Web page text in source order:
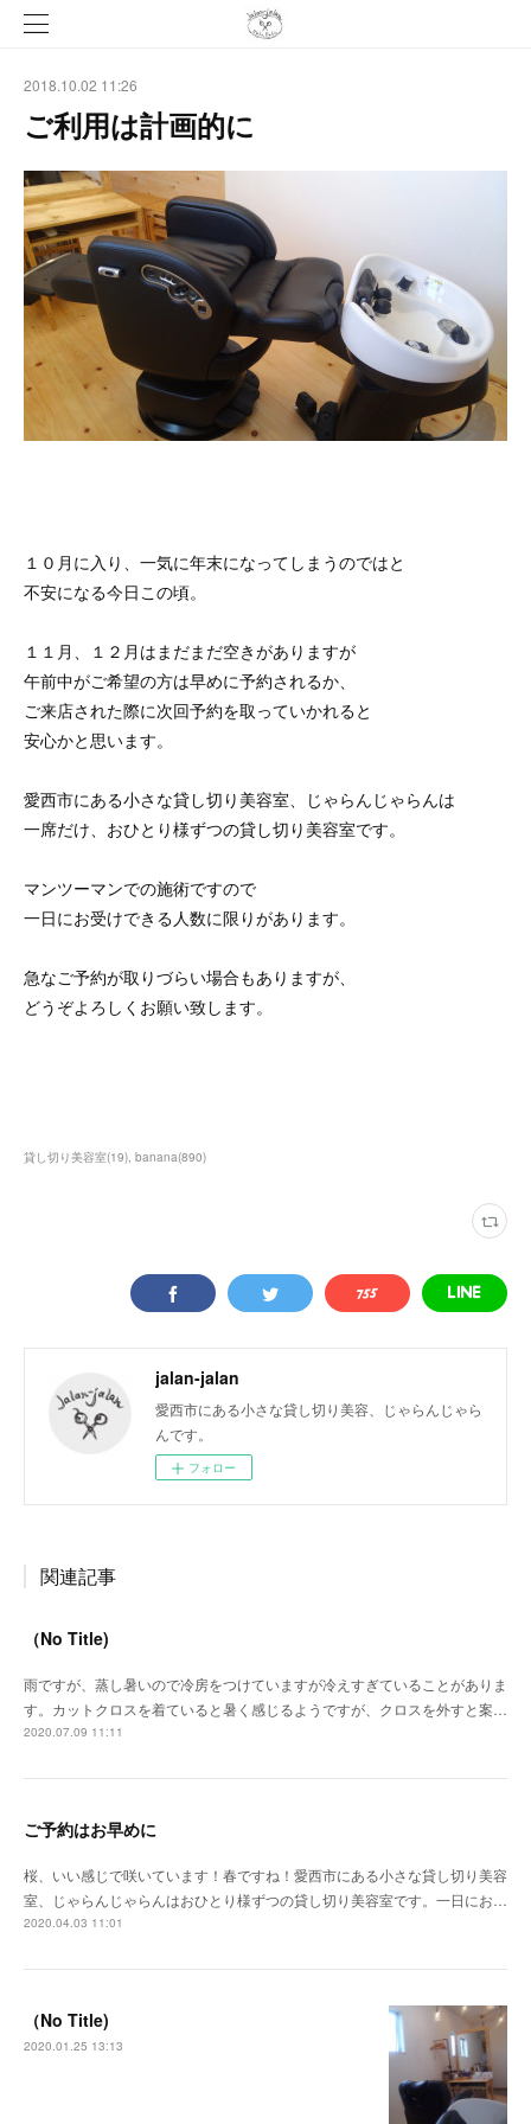
2018.10.02 11:26
ご利用は計画的に
１０月に入り、一気に年末になってしまうのではと
不安になる今日この頃。
１１月、１２月はまだまだ空きがありますが
午前中がご希望の方は早めに予約されるか、
ご来店された際に次回予約を取っていかれると
安心かと思います。
愛西市にある小さな貸し切り美容室、じゃらんじゃらんは
一席だけ、おひとり様ずつの貸し切り美容室です。
マンツーマンでの施術ですので
一日にお受けできる人数に限りがあります。
急なご予約が取りづらい場合もありますが、
どうぞよろしくお願い致します。
貸し切り美容室(19) banana(890)
jalan-jalan
愛西市にある小さな貸し切り美容、じゃらんじゃら
んです。
フォロー
関連記事
（No Title)
雨ですが、蒸し暑いので冷房をつけていますが冷えすぎていることがありま
す。カットクロスを着ていると暑く感じるようですが、クロスを外すと案…
2020.07.09 11:11
ご予約はお早めに
桜、いい感じで咲いています！春ですね！愛西市にある小さな貸し切り美容
室、じゃらんじゃらんはおひとり様ずつの貸し切り美容室です。一日にお…
2020.04.03 11:01
（No Title)
2020.01.25 13:13